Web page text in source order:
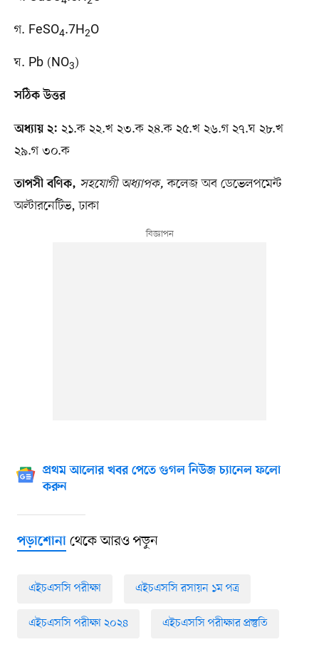
গ. FeSO4.7H2O
ঘ. Pb (NO3)
সঠিক উত্তর
অধ্যায় ২: ২১.ক ২২.খ ২৩.ক ২৪.ক ২৫.খ ২৬.গ ২৭.ঘ ২৮.খ
২৯.গ ৩০.ক
তাপসী বণিক, সহযোগী অধ্যাপক, কলেজ অব ডেভেলপমেন্ট
অল্টারনেটিভ, ঢাকা
প্রথম আলোর খবর পেতে গুগল নিউজ চ্যানেল ফলো
করুন
পড়াশোনাথেকে আরও পড়ুন
এইচএসসি পরীক্ষা এইচএসসি রসায়ন ১ম পত্র
এইচএসসি পরীক্ষা ২০২৪ এইচএসসি পরীক্ষার প্রস্তুতি